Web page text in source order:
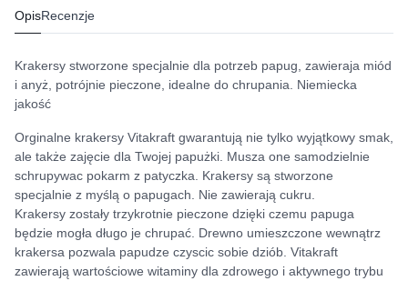
OpisRecenzje
Krakersy stworzone specjalnie dla potrzeb papug, zawieraja miód
i anyż, potrójnie pieczone, idealne do chrupania. Niemiecka
jakość
Orginalne krakersy Vitakraft gwarantują nie tylko wyjątkowy smak,
ale także zajęcie dla Twojej papużki. Musza one samodzielnie
schrupywac pokarm z patyczka. Krakersy są stworzone
specjalnie z myślą o papugach. Nie zawierają cukru.
Krakersy zostały trzykrotnie pieczone dzięki czemu papuga
będzie mogła długo je chrupać. Drewno umieszczone wewnątrz
krakersa pozwala papudze czyscic sobie dziób. Vitakraft
zawierają wartościowe witaminy dla zdrowego i aktywnego trybu